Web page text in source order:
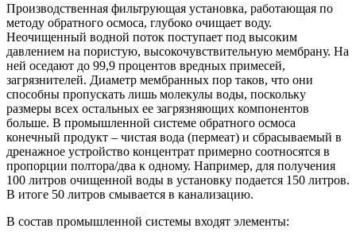
Производственная фильтрующая установка, работающая по
методу обратного осмоса, глубоко очищает воду.
Неочищенный водной поток поступает под высоким
давлением на пористую, высокочувствительную мембрану. На
ней оседают до 99,9 процентов вредных примесей,
загрязнителей. Диаметр мембранных пор таков, что они
способны пропускать лишь молекулы воды, поскольку
размеры всех остальных ее загрязняющих компонентов
больше. В промышленной системе обратного осмоса
конечный продукт – чистая вода (пермеат) и сбрасываемый в
дренажное устройство концентрат примерно соотносятся в
пропорции полтора/два к одному. Например, для получения
100 литров очищенной воды в установку подается 150 литров.
В итоге 50 литров смывается в канализацию.
В состав промышленной системы входят элементы: